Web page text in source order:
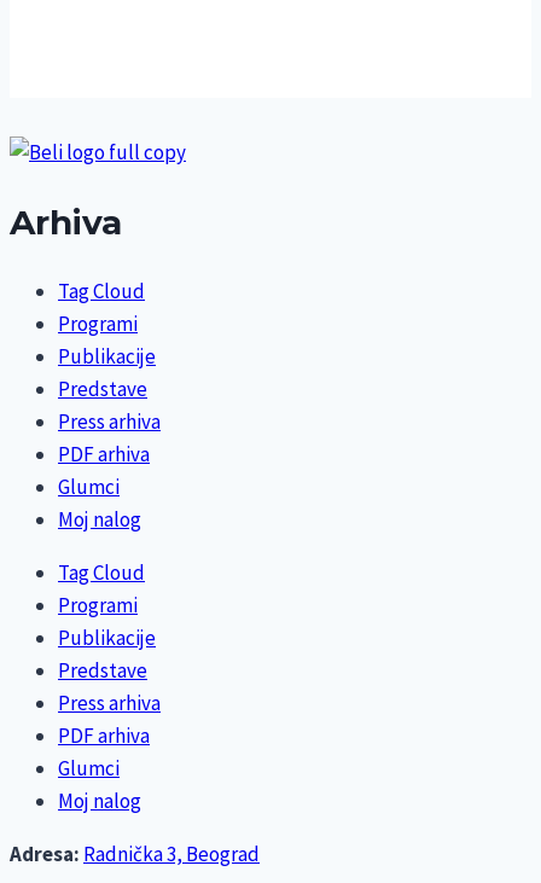
Arhiva
Tag Cloud
Programi
Publikacije
Predstave
Press arhiva
PDF arhiva
Glumci
Moj nalog
Tag Cloud
Programi
Publikacije
Predstave
Press arhiva
PDF arhiva
Glumci
Moj nalog
Adresa: Radnička 3, Beograd